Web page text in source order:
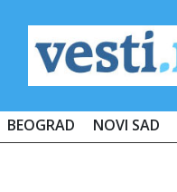
BEOGRAD NOVI SAD